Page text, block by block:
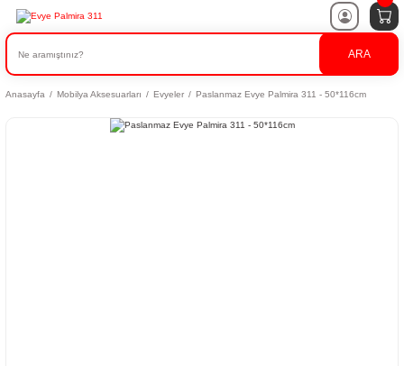
ARA
Anasayfa Mobilya Aksesuarları Evyeler Paslanmaz Evye Palmira 311 - 50*116cm